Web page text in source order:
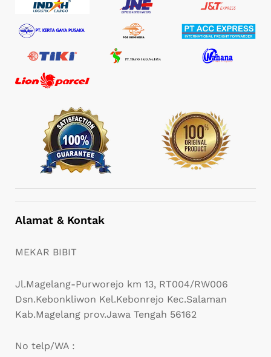
Alamat & Kontak
MEKAR BIBIT
Jl.Magelang-Purworejo km 13, RT004/RW006
Dsn.Kebonkliwon Kel.Kebonrejo Kec.Salaman
Kab.Magelang prov.Jawa Tengah 56162
No telp/WA :